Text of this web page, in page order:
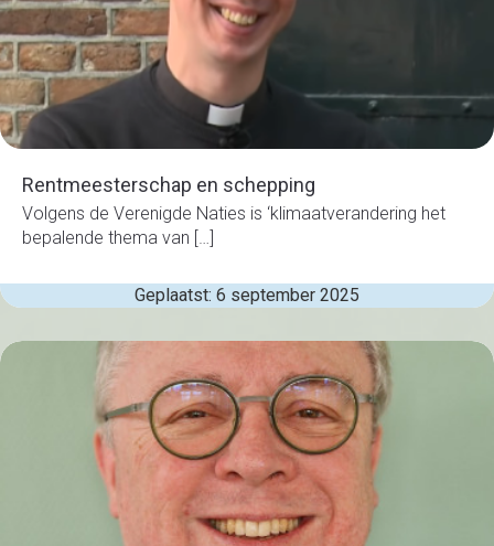
Rentmeesterschap en schepping
Volgens de Verenigde Naties is ‘klimaatverandering het
bepalende thema van […]
Geplaatst: 6 september 2025